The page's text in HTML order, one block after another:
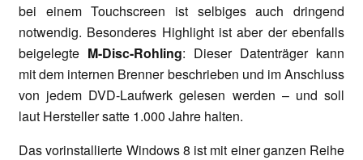
bei einem Touchscreen ist selbiges auch dringend
notwendig. Besonderes Highlight ist aber der ebenfalls
beigelegte M-Disc-Rohling: Dieser Datenträger kann
mit dem internen Brenner beschrieben und im Anschluss
von jedem DVD-Laufwerk gelesen werden – und soll
laut Hersteller satte 1.000 Jahre halten.
Das vorinstallierte Windows 8 ist mit einer ganzen Reihe